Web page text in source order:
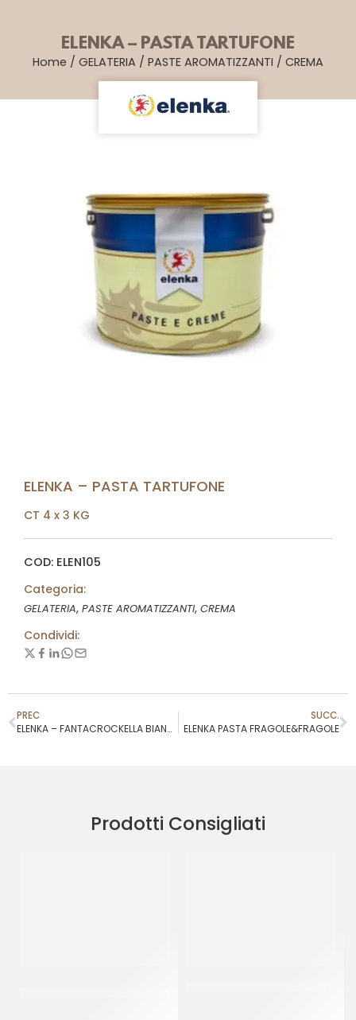
ELENKA – PASTA TARTUFONE
Home / GELATERIA / PASTE AROMATIZZANTI / CREMA
ELENKA – PASTA TARTUFONE
CT 4 x 3 KG
COD: ELEN105
Categoria:
GELATERIA, PASTE AROMATIZZANTI, CREMA
Condividi:
PREC
ELENKA – FANTACROCKELLA BIANCA
SUCC.
ELENKA PASTA FRAGOLE&FRAGOLE
Prodotti Consigliati